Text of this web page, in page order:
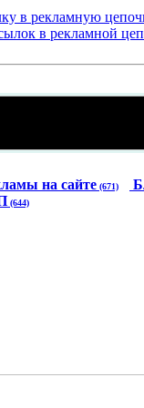
на сайте (671)
(644)